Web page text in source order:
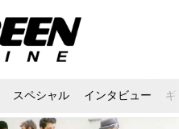
スペシャル インタビュー